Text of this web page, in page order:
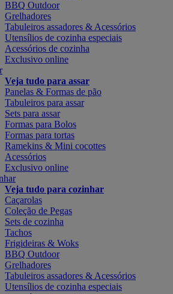
BBQ Outdoor
Grelhadores
Tabuleiros assadores & Acessórios
Utensílios de cozinha especiais
Acessórios de cozinha
Exclusivo online
Veja tudo para assar
Panelas & Formas de pão
Tabuleiros para assar
Sets para assar
Formas para Bolos
Formas para tortas
Ramekins & Mini cocottes
Acessórios
Exclusivo online
Veja tudo para cozinhar
Caçarolas
Coleção de Pegas
Sets de cozinha
Tachos
Frigideiras & Woks
BBQ Outdoor
Grelhadores
Tabuleiros assadores & Acessórios
Utensílios de cozinha especiais